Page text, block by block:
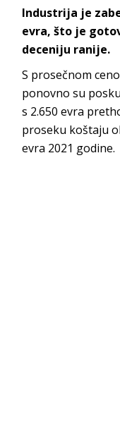
Industrija je
evra, što je
deceniju ranije.
S prosečnom
ponovno su
s 2.650 evra
proseku koštaju
evra 2021 godine.